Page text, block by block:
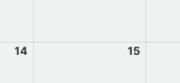
14 15